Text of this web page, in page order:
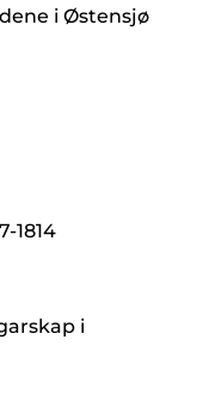
i Østensjø
1814
i